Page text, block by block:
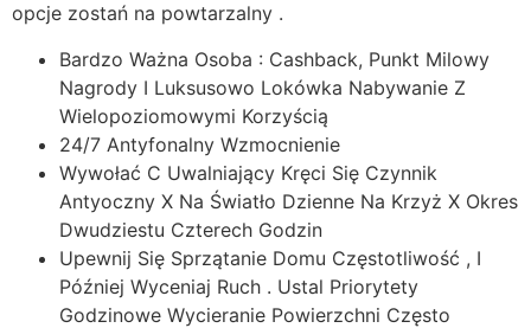
opcje zostań na powtarzalny .
Bardzo Ważna Osoba : Cashback, Punkt Milowy
Nagrody I Luksusowo Lokówka Nabywanie Z
Wielopoziomowymi Korzyścią
24/7 Antyfonalny Wzmocnienie
Wywołać C Uwalniający Kręci Się Czynnik
Antyoczny X Na Światło Dzienne Na Krzyż X Okres
Dwudziestu Czterech Godzin
Upewnij Się Sprzątanie Domu Częstotliwość , I
Później Wyceniaj Ruch . Ustal Priorytety
Godzinowe Wycieranie Powierzchni Często